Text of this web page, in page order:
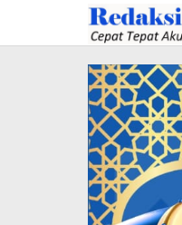
konten